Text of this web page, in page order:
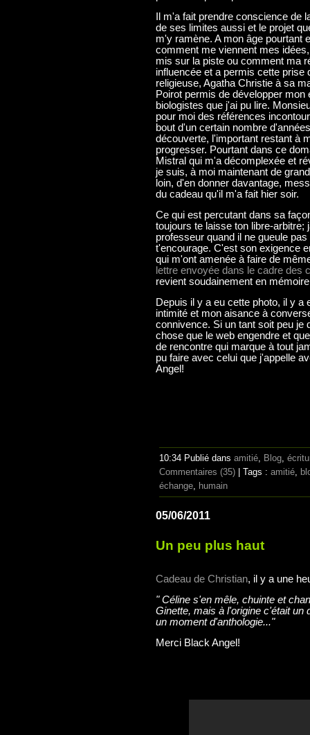
Il m'a fait prendre conscience de
de ses limites aussi et le projet
m'y ramène. A mon âge pourtant
comment me viennent mes
mis sur la piste ou comment ma
influencée et a permis cette
religieuse, Agatha Christie à sa
Poirot permis de développer
biologistes que j'ai pu lire.
pour moi des références
bout d'un certain nombre
découverte, l'important restant à
progresser. Pourtant dans ce
Mistral qui m'a décomplexée et
je suis, à moi maintenant de
loin, d'en donner davantage,
du cadeau qu'il m'a fait hier soir.
Ce qui est percutant dans sa
toujours te laisse ton libre-
professeur quand il ne gueule
t'encourage. C'est son exigence
qui m'ont amenée à faire de
lettre envoyée dans le cadre des
revient soudainement en
Depuis il y a eu cette photo, il y a
intimité et mon aisance à
connivence. Si un tant soit peu je
chose que le web engendre et
de rencontre qui marque à tout
pu faire avec celui que j'appelle
Angel!
10:34 Publié dans amitié, Blog,
Commentaires (35) | Tags : amitié,
échange, humain
05/06/2011
Un peu plus haut
Cadeau de Christian, il y a une
" Céline s'en mêle, chuinte et
Ginette, mais à l'origine c'était un
un moment d'anthologie..."
Merci Black Angel!